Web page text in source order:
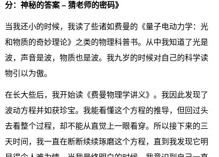
分：神秘的答案 – 猜老师的密码》
当我还小的时候，我读了些诸如费曼的《量子电动力学：光
和物质的奇妙理论》之类的物理科普书。从中我知道了光是
波，声音是波，物质也是波。我九岁的时候对自己的科学读
物引以为傲。
在长大些后，我开始读《费曼物理学讲义》。我因此发现了
波动方程并如获珍宝。我能看懂这个方程的推导，但回过头
去看整个过程，却不能从直觉上一眼看穿。所以接下来的三
天时间，我一直在断断续续琢磨这个方程，直到我发现它明